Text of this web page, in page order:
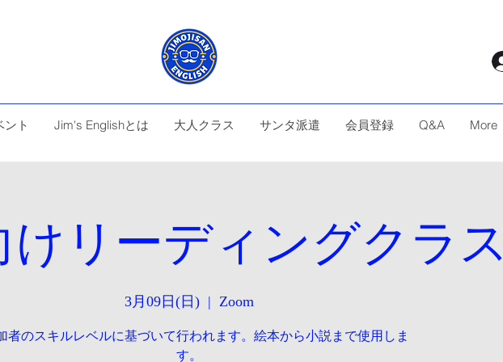
ント Jim's Englishとは 大人クラス サンタ派遣 会員登録 Q&A More
けリーディングクラス
3月09日(日)
  |
Zoom
者のスキルレベルに基づいて行われます。絵本から小説まで使用しま
す。